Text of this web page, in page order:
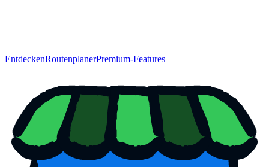
EntdeckenRoutenplanerPremium-Features